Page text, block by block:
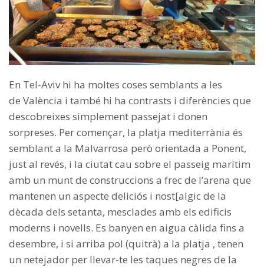
En Tel-Aviv hi ha moltes coses semblants a les
de València i també hi ha contrasts i diferències que
descobreixes simplement passejat i donen
sorpreses. Per començar, la platja mediterrània és
semblant a la Malvarrosa però orientada a Ponent,
just al revés, i la ciutat cau sobre el passeig marítim
amb un munt de construccions a frec de l’arena que
mantenen un aspecte deliciós i nost[algic de la
dècada dels setanta, mesclades amb els edificis
moderns i novells. Es banyen en aigua càlida fins a
desembre, i si arriba pol (quitrà) a la platja , tenen
un netejador per llevar-te les taques negres de la